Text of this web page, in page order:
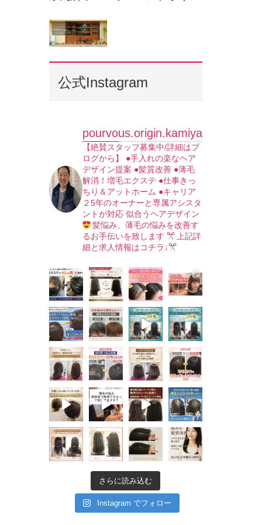
公式Instagram
pourvous.origin.kamiya
【絶賛スタッフ募集中/詳細はブ
ログから】
●手入れの楽なヘア
デザイン提案 ●髪質改善 ●薄毛
解消！増毛エクステ ●仕事きっ
ちり＆アットホーム ●キャリア
２5年のオーナーと専属アシスタ
ントが対応 似合うヘアデザイン
髪悩み、薄毛の悩みを改善す
るお手伝いを致します
上記詳
細と求人情報はコチラ↓
さらに読み込む
Instagram でフォロー